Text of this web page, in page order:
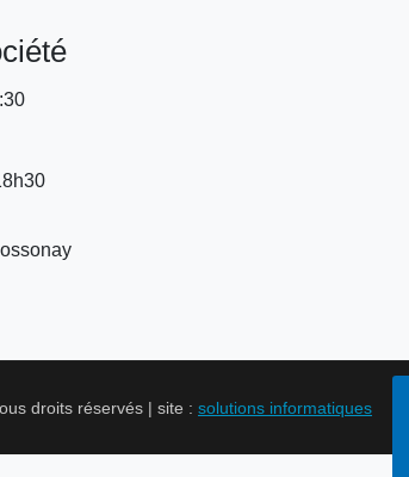
droits réservés | site : solutions informatiques